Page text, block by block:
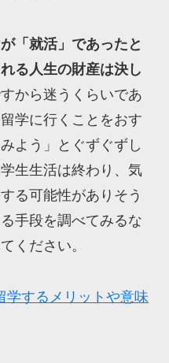
「就活」であったと
る人生の財産は決し
から迷うくらいであ
学に行くことをおす
よう」とぐずぐずし
生生活は終わり、気
る可能性がありそう
手段を調べてみるな
ください。
学するメリットや意味